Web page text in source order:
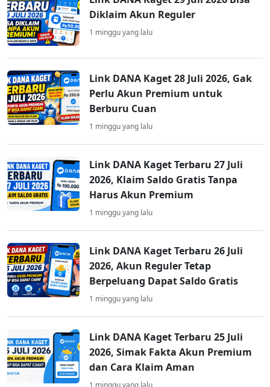
Diklaim Akun Reguler
1 minggu yang lalu
Link DANA Kaget 28 Juli 2026, Gak
Perlu Akun Premium untuk
Berburu Cuan
1 minggu yang lalu
Link DANA Kaget Terbaru 27 Juli
2026, Klaim Saldo Gratis Tanpa
Harus Akun Premium
1 minggu yang lalu
Link DANA Kaget Terbaru 26 Juli
2026, Akun Reguler Tetap
Berpeluang Dapat Saldo Gratis
1 minggu yang lalu
Link DANA Kaget Terbaru 25 Juli
2026, Simak Fakta Akun Premium
dan Cara Klaim Aman